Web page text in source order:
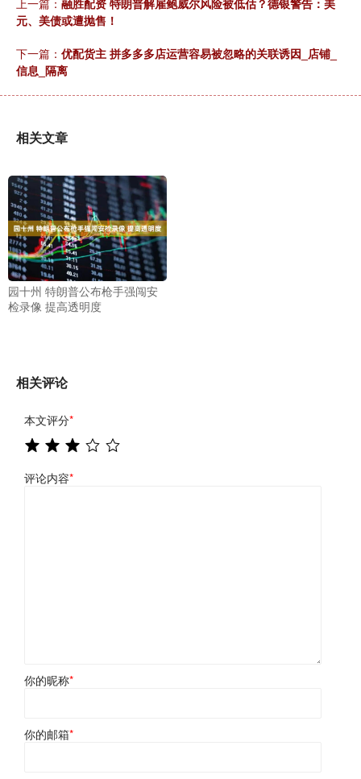
上一篇： 融胜配资 特朗普解雇鲍威尔风险被低估？德银警告：美
元、美债或遭抛售！
下一篇： 优配货主 拼多多多店运营容易被忽略的关联诱因_店铺_
信息_隔离
相关文章
园十州 特朗普公布枪手强闯安
检录像 提高透明度
相关评论
本文评分*
评论内容*
你的昵称*
你的邮箱*